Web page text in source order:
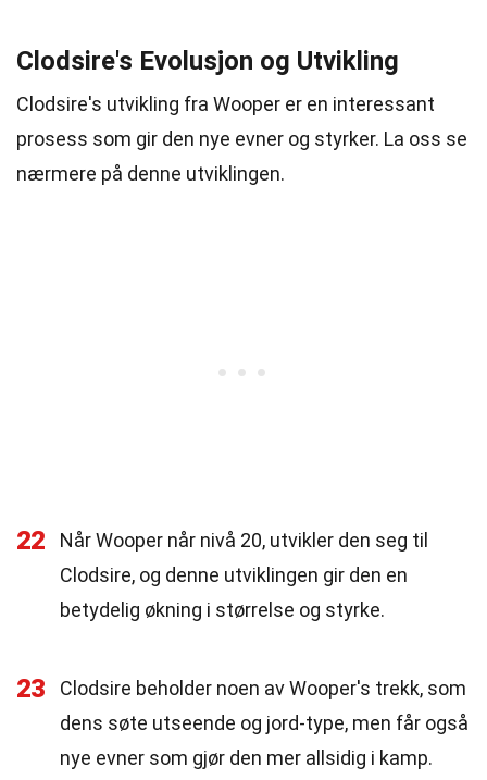
Clodsire's Evolusjon og Utvikling
Clodsire's utvikling fra Wooper er en interessant
prosess som gir den nye evner og styrker. La oss se
nærmere på denne utviklingen.
22
Når Wooper når nivå 20, utvikler den seg til
Clodsire, og denne utviklingen gir den en
betydelig økning i størrelse og styrke.
23
Clodsire beholder noen av Wooper's trekk, som
dens søte utseende og jord-type, men får også
nye evner som gjør den mer allsidig i kamp.